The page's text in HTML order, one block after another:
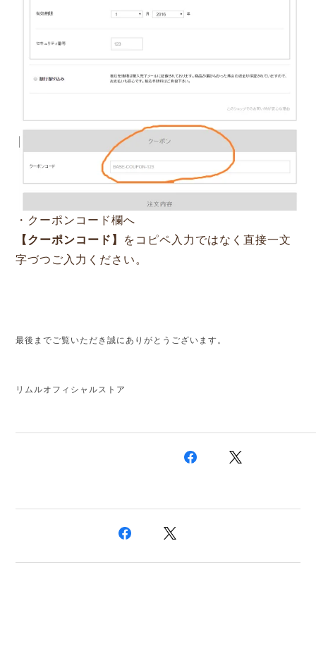
・クーポンコード欄へ
【クーポンコード】
をコピペ入力ではなく直接一文
字づつご入力ください。
最後までご覧いただき誠にありがとうございます。
リムルオフィシャルストア